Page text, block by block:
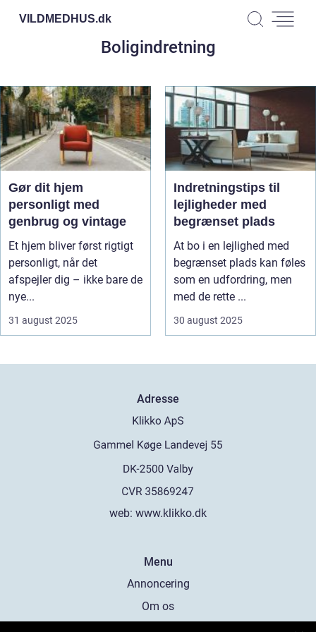
VILDMEDHUS.dk
Boligindretning
Gør dit hjem
personligt med
genbrug og vintage
Et hjem bliver først rigtigt
personligt, når det
afspejler dig – ikke bare de
nye...
31 august 2025
Indretningstips til
lejligheder med
begrænset plads
At bo i en lejlighed med
begrænset plads kan føles
som en udfordring, men
med de rette ...
30 august 2025
Adresse
web: www.klikko.dk
Menu
Annoncering
Om os